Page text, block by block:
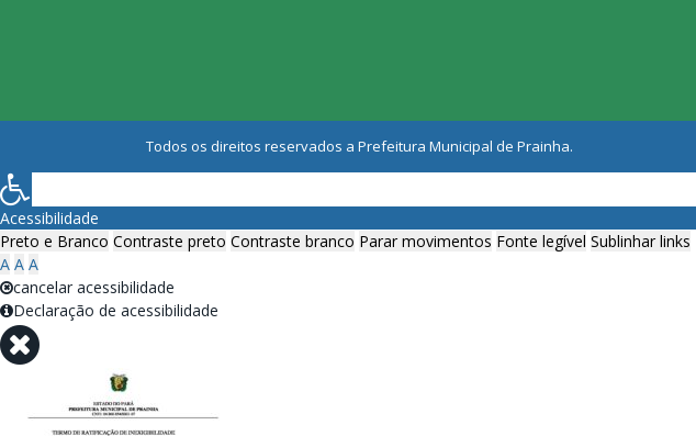
Todos os direitos reservados a Prefeitura Municipal de Prainha.
Acessibilidade
Preto e Branco Contraste preto Contraste branco Parar movimentos Fonte legível Sublinhar links
A A A
cancelar acessibilidade
Declaração de acessibilidade